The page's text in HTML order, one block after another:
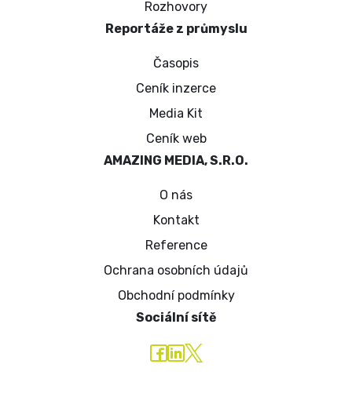
Rozhovory
Reportáže z průmyslu
Časopis
Ceník inzerce
Media Kit
Ceník web
AMAZING MEDIA, S.R.O.
O nás
Kontakt
Reference
Ochrana osobních údajů
Obchodní podmínky
Sociální sítě